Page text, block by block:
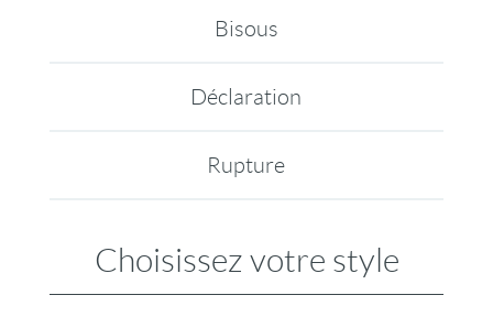
Bisous
Déclaration
Rupture
Choisissez votre style